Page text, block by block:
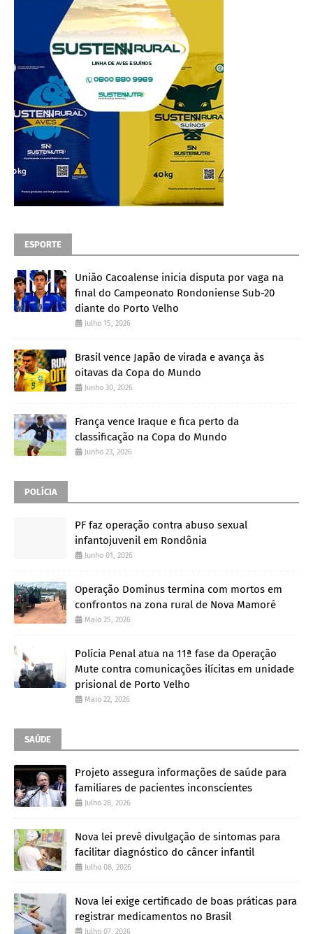
ESPORTE
União Cacoalense inicia disputa por vaga na
final do Campeonato Rondoniense Sub-20
diante do Porto Velho
Julho 15, 2026
Brasil vence Japão de virada e avança às
oitavas da Copa do Mundo
Junho 30, 2026
França vence Iraque e fica perto da
classificação na Copa do Mundo
Junho 23, 2026
POLÍCIA
PF faz operação contra abuso sexual
infantojuvenil em Rondônia
Junho 01, 2026
Operação Dominus termina com mortos em
confrontos na zona rural de Nova Mamoré
Maio 25, 2026
Polícia Penal atua na 11ª fase da Operação
Mute contra comunicações ilícitas em unidade
prisional de Porto Velho
Maio 22, 2026
SAÚDE
Projeto assegura informações de saúde para
familiares de pacientes inconscientes
Julho 28, 2026
Nova lei prevê divulgação de sintomas para
facilitar diagnóstico do câncer infantil
Julho 08, 2026
Nova lei exige certificado de boas práticas para
registrar medicamentos no Brasil
Julho 07, 2026